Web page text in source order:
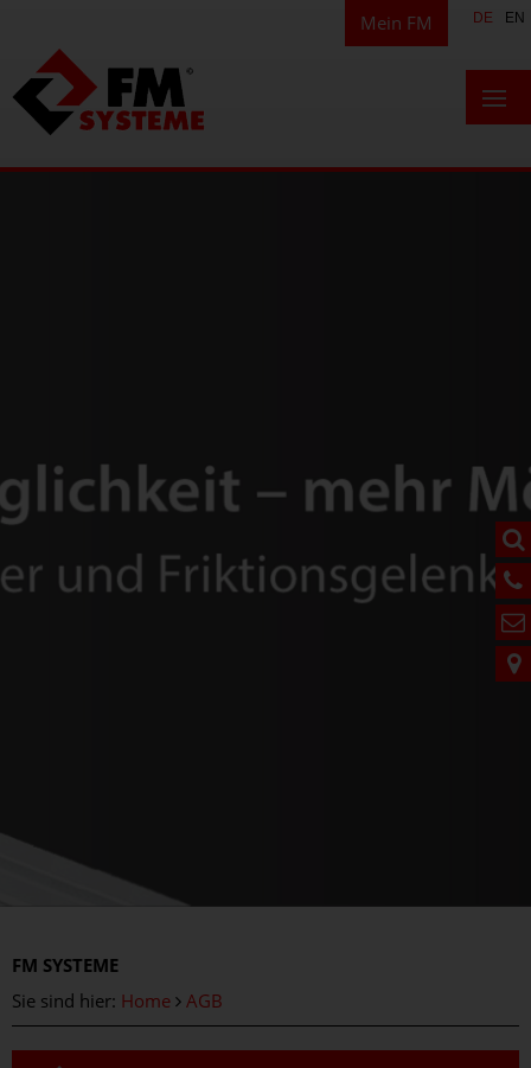
DE EN
Mein FM
FM SYSTEME
Sie sind hier: Home AGB